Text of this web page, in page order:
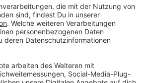
Es gibt übrigens auch
Den Ursprung hat dieser